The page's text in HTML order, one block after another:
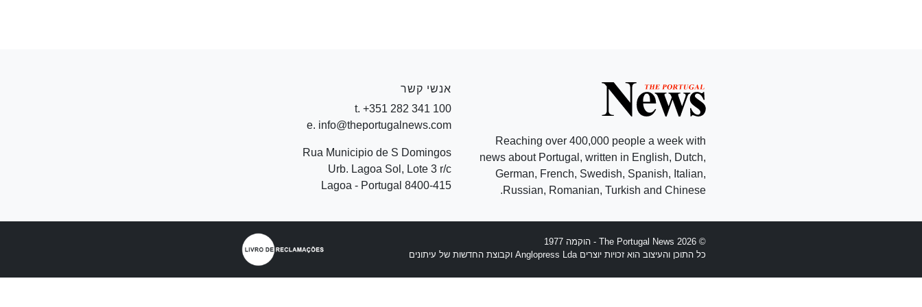
Reaching over 400,000 people a week with
news about Portugal, written in English, Dutch,
German, French, Swedish, Spanish, Italian,
Russian, Romanian, Turkish and Chinese.
אנשי קשר
t. +351 282 341 100
e. info@theportugalnews.com
Rua Municipio de S Domingos
Urb. Lagoa Sol, Lote 3 r/c
8400-415 Lagoa - Portugal
© 2026 The Portugal News - הוקמה 1977
כל התוכן והעיצוב הוא זכויות יוצרים Anglopress Lda וקבוצת החדשות של עיתונים